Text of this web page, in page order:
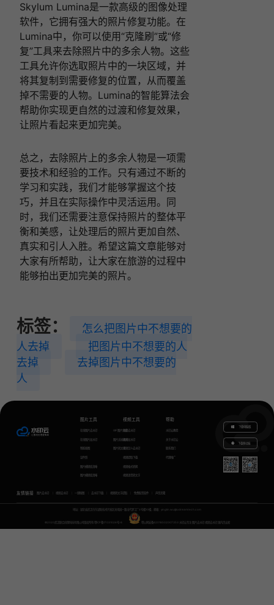
Skylum Lumina是一款高级的图像处理
软件，它拥有强大的照片修复功能。在
Lumina中，你可以使用“克隆刷”或“修
复”工具来去除照片中的多余人物。这些
工具允许你选取照片中的一块区域，并
将其复制到需要修复的位置，从而覆盖
掉不需要的人物。Lumina的智能算法会
帮助你实现更自然的过渡和修复效果，
让照片看起来更加完美。
总之，去除照片上的多余人物是一项需
要技术和经验的工作。只有通过不断的
学习和实践，我们才能够掌握这个技
巧，并且在实际操作中灵活运用。同
时，我们还需要注意保持照片的整体平
衡和美感，让处理后的照片更加自然、
真实和引人入胜。希望这篇文章能够对
大家有所帮助，让大家在旅游的过程中
能够拍出更加完美的照片。
标签：
怎么把图片中不想要的
人去掉
把图片中不想要的人
去掉
去掉图片中不想要的
人
图片工具
在线图片去水印
在线图片加水印
智能抠图
证件照
图片模糊变清晰
图片模糊变清晰
GIF图片生成
图片无损放大
图片转文字
视频工具
视频去水印
视频加水印
视频怎么去水印
视频提取下载
视频格式转换
视频语音转文字
帮助
水印云教程
关于水印云
联系我们
代理推广
下载电脑版
下载移动端
友情链接 图片去水印 视频去水印 一键抠图 去水印下载 视频转文字提取 免费配音软件 声音克隆
地址：湖北省武汉市东湖新技术开发区关南园一路当代梦工厂4号楼10楼，邮箱：yinglin.wu@udreamtech.com
©2020武汉联合创想科技有限公司版权所有 鄂ICP备17031026号-8 鄂公网安备42018502007353 水印云专注 图片去水印 视频去水印 国内杰出者